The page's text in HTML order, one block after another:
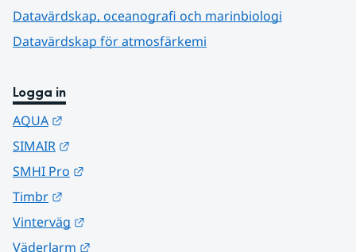
Datavärdskap, oceanografi och marinbiologi
Datavärdskap för atmosfärkemi
Logga in
AQUA
SIMAIR
SMHI Pro
Timbr
Vinterväg
Väderlarm